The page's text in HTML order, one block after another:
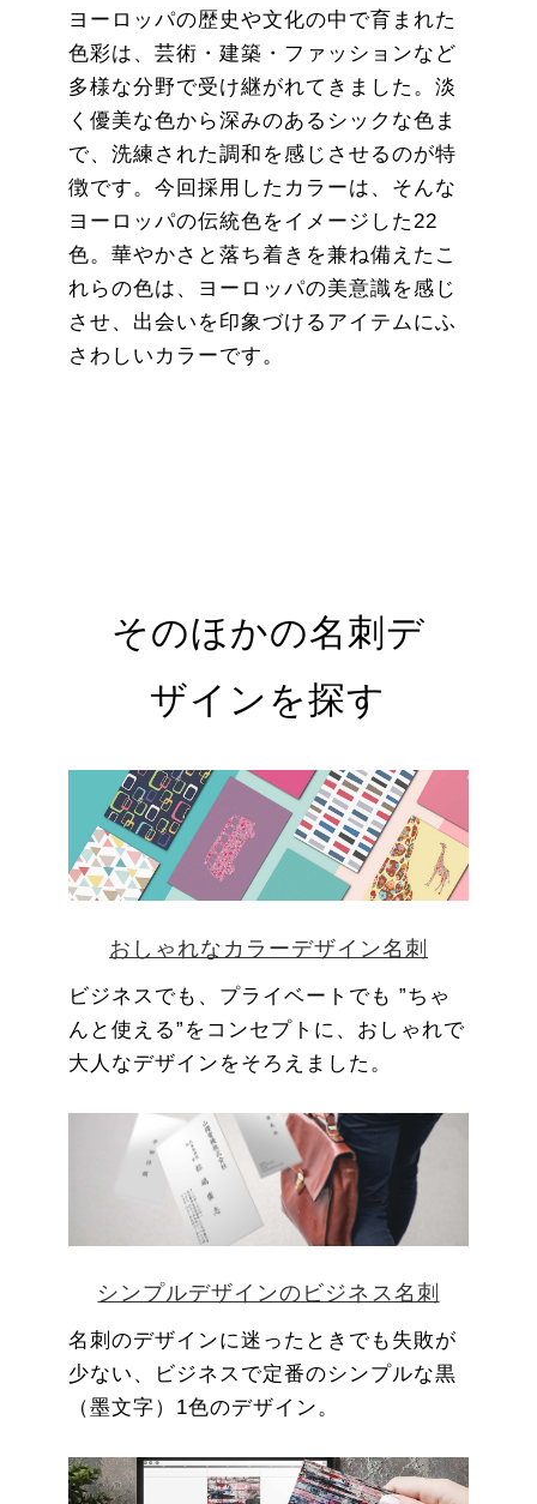
ヨーロッパの歴史や文化の中で育まれた
色彩は、芸術・建築・ファッションなど
多様な分野で受け継がれてきました。淡
く優美な色から深みのあるシックな色ま
で、洗練された調和を感じさせるのが特
徴です。今回採用したカラーは、そんな
ヨーロッパの伝統色をイメージした22
色。華やかさと落ち着きを兼ね備えたこ
れらの色は、ヨーロッパの美意識を感じ
させ、出会いを印象づけるアイテムにふ
さわしいカラーです。
そのほかの名刺デ
ザインを探す
おしゃれなカラーデザイン名刺
ビジネスでも、プライベートでも ”ちゃ
んと使える”をコンセプトに、おしゃれで
大人なデザインをそろえました。
シンプルデザインのビジネス名刺
名刺のデザインに迷ったときでも失敗が
少ない、ビジネスで定番のシンプルな黒
（墨文字）1色のデザイン。